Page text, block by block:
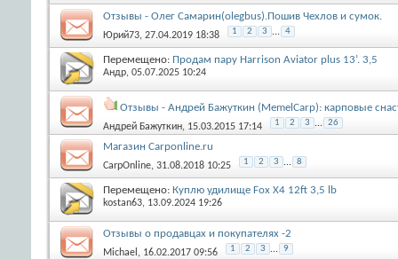
Отзывы - Олег Самарин(olegbus).Пошив Чехлов и сумок.
Юрий73, 27.04.2019 18:38 1 2 3 ... 4
Перемещено: Продам пару Harrison Aviator plus 13’. 3,5
Андр, 05.07.2025 10:24
Отзывы - Aндрей Бажуткин (MemelCarp): карповые
Aндрей Бажуткин, 15.03.2015 17:14 1 2 3 ... 26
Магазин Carponline.ru
CarpOnline, 31.08.2018 10:25 1 2 3 ... 8
Перемещено: Куплю удилище Fox X4 12ft 3,5 lb
kostan63, 13.09.2024 19:26
Отзывы о продавцах и покупателях -2
Michael , 16.02.2017 09:56 1 2 3 ... 9